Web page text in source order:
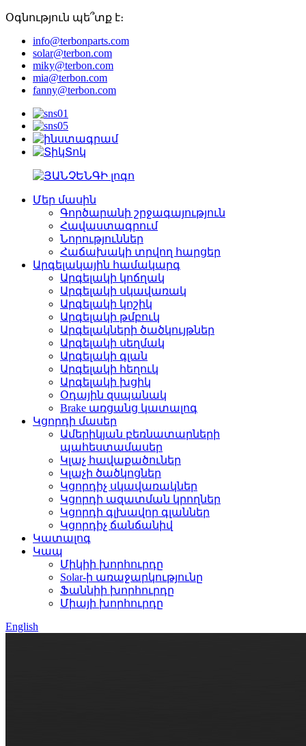
Օգնություն պե՞տք է։
info@terbonparts.com
solar@terbon.com
miky@terbon.com
mia@terbon.com
fanny@terbon.com
Մեր մասին
Գործարանի շրջագայություն
Հավաստագրում
Նորություններ
Հաճախակի տրվող հարցեր
Արգելակային համակարգ
Արգելակի կոճղակ
Արգելակի սկավառակ
Արգելակի կոշիկ
Արգելակի թմբուկ
Արգելակների ծածկույթներ
Արգելակի սեղմակ
Արգելակի գլան
Արգելակի հեղուկ
Արգելակի խցիկ
Օդային զսպանակ
Brake առցանց կատալոգ
Կցորդի մասեր
Ամերիկյան բեռնատարների
պահեստամասեր
Կլաչ հավաքածուներ
Կլաչի ծածկոցներ
Կցորդիչ սկավառակներ
Կցորդի ազատման կրողներ
Կցորդի գլխավոր գլաններ
Կցորդիչ ճանճանիվ
Կատալոգ
Կապ
Միկիի խորհուրդը
Solar-ի առաջարկությունը
Ֆաննիի խորհուրդը
Միայի խորհուրդը
English